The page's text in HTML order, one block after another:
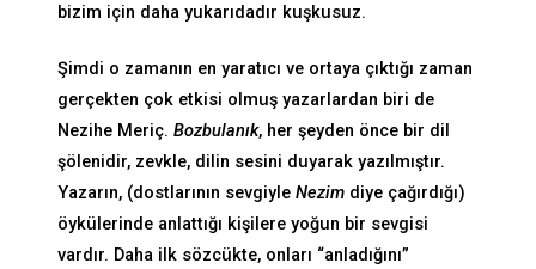
bizim için daha yukarıdadır kuşkusuz.
Şimdi o zamanın en yaratıcı ve ortaya çıktığı zaman
gerçekten çok etkisi olmuş yazarlardan biri de
Nezihe Meriç. Bozbulanık, her şeyden önce bir dil
şölenidir, zevkle, dilin sesini duyarak yazılmıştır.
Yazarın, (dostlarının sevgiyle Nezim diye çağırdığı)
öykülerinde anlattığı kişilere yoğun bir sevgisi
vardır. Daha ilk sözcükte, onları “anladığını”